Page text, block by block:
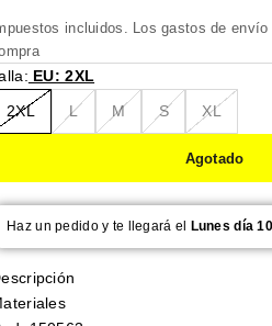
incluidos. Losgastos de envío
EU: 2XL
2XL L M S XL
Agotado
Haz un pedido y te llegará el Lunes día 10